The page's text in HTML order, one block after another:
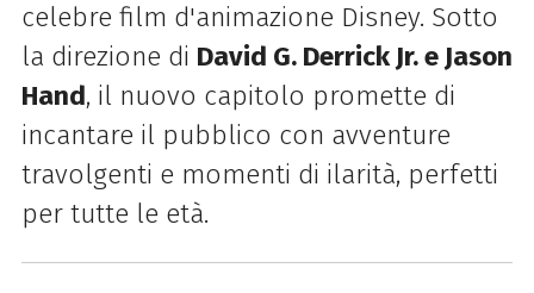
celebre film d'animazione Disney. Sotto
la direzione di David G. Derrick Jr. e Jason
Hand, il nuovo capitolo promette di
incantare il pubblico con avventure
travolgenti e momenti di ilarità, perfetti
per tutte le età.